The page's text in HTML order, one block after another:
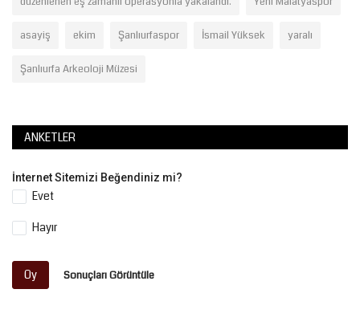
asayiş ekim Şanlıurfaspor İsmail Yüksek yaralı
Şanlıurfa Arkeoloji Müzesi
ANKETLER
İnternet Sitemizi Beğendiniz mi?
Evet
Hayır
Oy Sonuçları Görüntüle